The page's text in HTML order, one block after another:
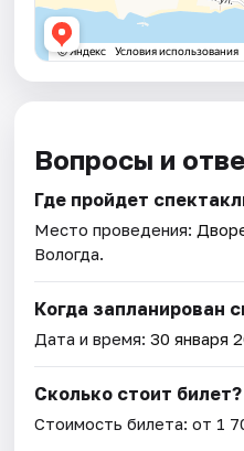
Вопросы и
Где пройдет
Место проведения:
Вологда.
Когда запланирован
Дата и время:30 января
Сколько стоит билет?
Стоимость билета: от 1